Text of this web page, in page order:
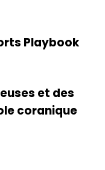
Playbook
et des
coranique